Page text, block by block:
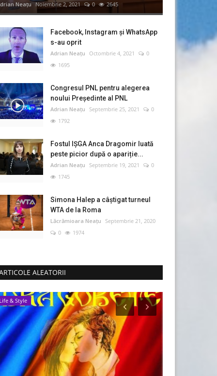
Neațu Noiembrie 2, 2021 0 2645
Facebook, Instagram și WhatsApp
s-au oprit
Adrian Neațu Octombrie 4, 2021
0
1695
Congresul PNL pentru alegerea
noului Preşedinte al PNL
Adrian Neațu Septembrie 25, 2021
0
1792
Fostul IȘGA Anca Dragomir luată
peste picior după o apariție...
Adrian Neațu Septembrie 19, 2021
0
1745
Simona Halep a câştigat turneul
WTA de la Roma
Lăcrămioara Neațu Septembrie 21, 2020
0
1974
ALEATORII
Life & Style